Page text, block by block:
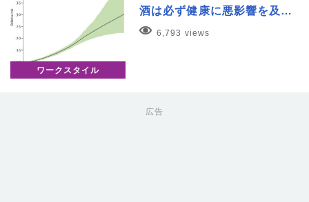
ワークスタイル
酒は必ず健康に悪影響を及…
6,793 views
広告